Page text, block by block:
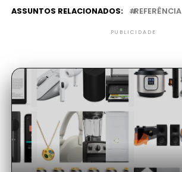
ASSUNTOS RELACIONADOS: REFERÊNCIA
PUBLICIDADE